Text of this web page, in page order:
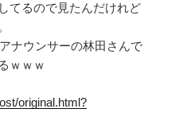
てるので見たんだけれど
ナウンサーの林田さんで
ｗｗｗ
original.html?